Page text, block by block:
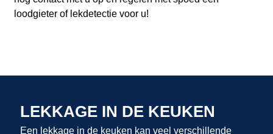
loodgieter of lekdetectie voor u!
LEKKAGE IN DE KEUKEN
Een lekkage in de keuken kan veel verschillende